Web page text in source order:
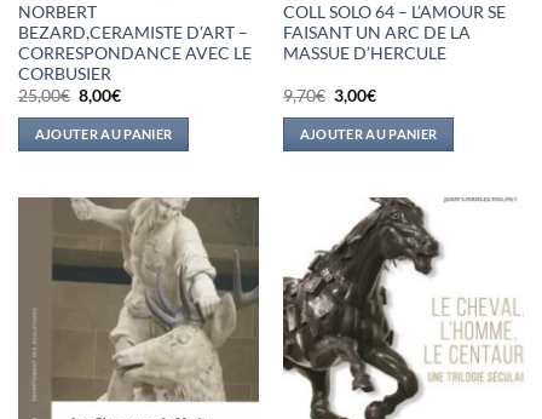
NORBERT
BEZARD,CERAMISTE D’ART –
CORRESPONDANCE AVEC LE
CORBUSIER
25,00€ Le
prix
initial
était :
25,00€.
8,00€Le
actuel
est :
8,00€.
AJOUTER AU PANIER
COLL SOLO 64 – L’AMOUR SE
FAISANT UN ARC DE LA
MASSUE D’HERCULE
9,70€ Le
prix
initial
était :
9,70€.
3,00€Le
actuel
est :
3,00€.
AJOUTER AU PANIER